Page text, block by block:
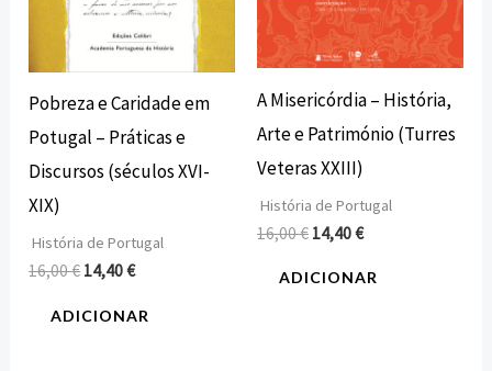
Pobreza e Caridade em
Potugal – Práticas e
Discursos (séculos XVI-
XIX)
História de Portugal
16,00€ 14,40€
ADICIONAR
A Misericórdia – História,
Arte e Património (Turres
Veteras XXIII)
História de Portugal
16,00€ 14,40€
ADICIONAR